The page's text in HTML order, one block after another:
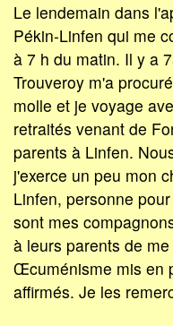
Le lendemain dans
Pékin-Linfen qui me
à 7 h du matin. Il y a
Trouveroy m'a
molle et je voyage
retraités venant de
parents à Linfen.
j'exerce un peu mon
Linfen, personne
sont mes
à leurs parents de
Œcuménisme mis en
affirmés. Je les